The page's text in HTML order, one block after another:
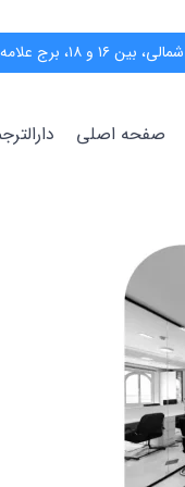
پلاک ۵۵، واحد ب
صفحه اصلی